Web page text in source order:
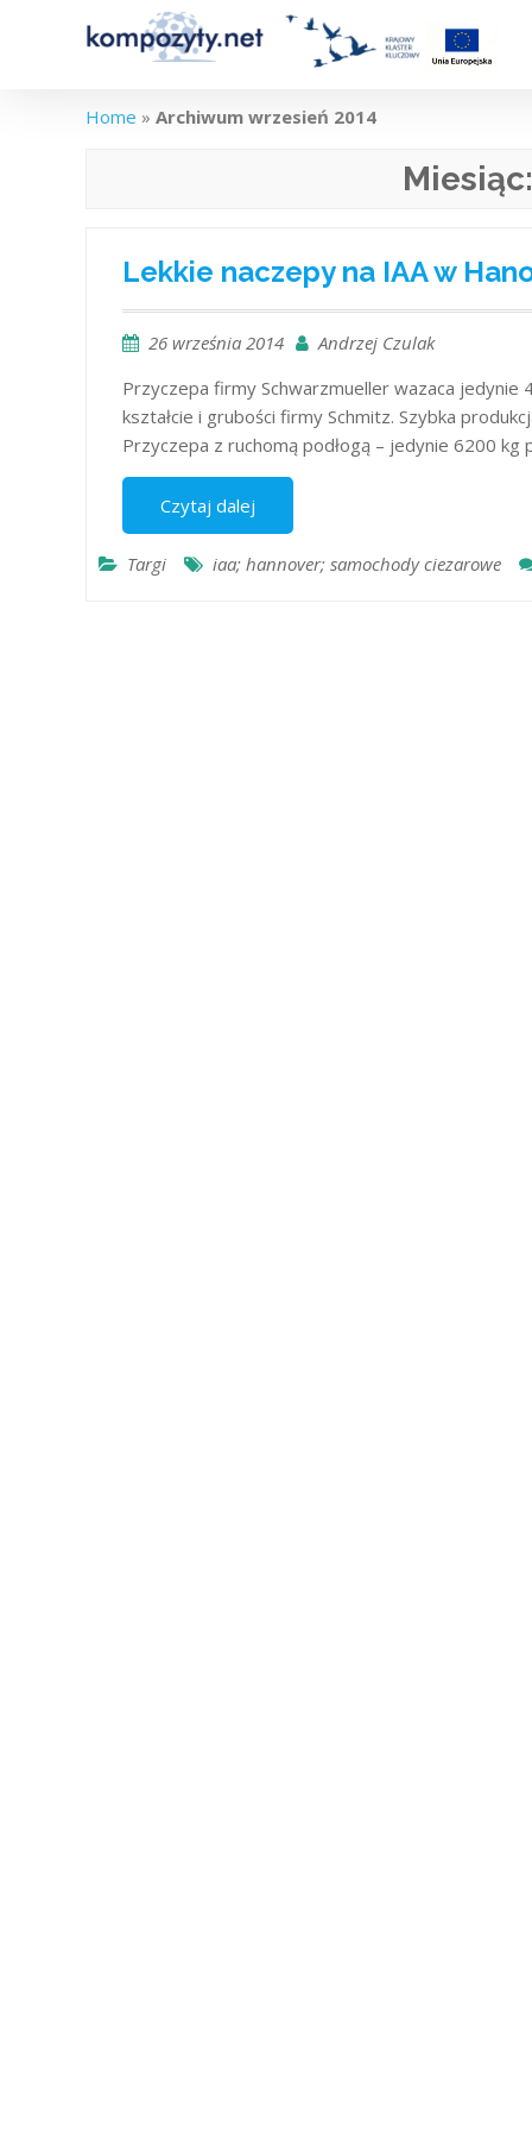
Home » Archiwum wrzesień 2014
Miesiąc:
Lekkie naczepy na IAA w
26 września 2014
Andrzej Czulak
Przyczepa firmy Schwarzmueller wazaca jedynie
kształcie i grubości firmy Schmitz. Szybka
Przyczepa z ruchomą podłogą – jedynie 6200 kg
Czytaj dalej
Targi iaa; hannover; samochody ciezarowe